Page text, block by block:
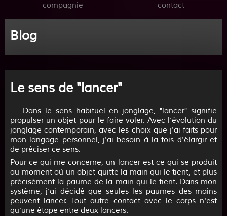
compagnie contact
Blog
Le sens de "lancer"
Dans le sens habituel en jonglage, "lancer" signifie
propulser un objet pour le faire voler. Avec l'évolution du
jonglage contemporain, avec les choix que j'ai faits pour
mon langage personnel, j'ai besoin à la fois d'élargir et
de préciser ce sens.
Pour ce qui me concerne, un lancer est ce qui se produit
au moment où un objet quitte la main qui le tient, et plus
précisément la paume de la main qui le tient. Dans mon
système, j'ai décidé que seules les paumes des mains
peuvent lancer. Tout autre contact avec le corps n'est
qu'une étape entre deux lancers.